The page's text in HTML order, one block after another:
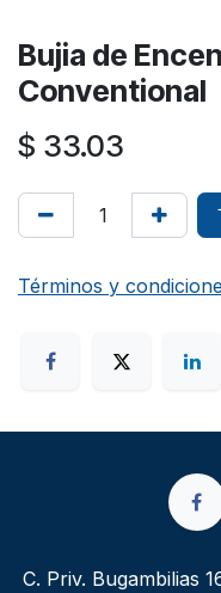
Bujia de
Conventional
$ 33.03
Términos y
C. Priv. Bugambilias